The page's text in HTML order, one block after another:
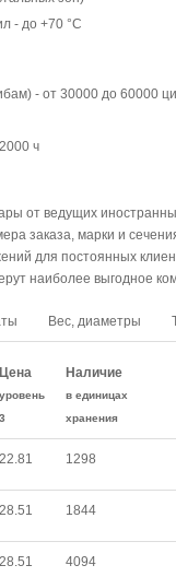
- до +70 °С
- от 30000 до 60000
ч
от ведущих
заказа, марки и
для постоянных
наиболее выгодное
Вес, диаметры
Цена
уровень
3
Наличие
в единицах
хранения
22.81 1298
28.51 1844
28.51 4094